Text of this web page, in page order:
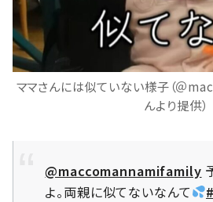
ママさんには似ていない様子（＠
んより提供）
@maccomannamifamily
よ。両親に似てないなんて